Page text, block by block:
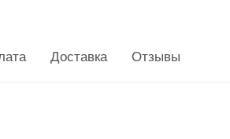
Доставка Отзывы